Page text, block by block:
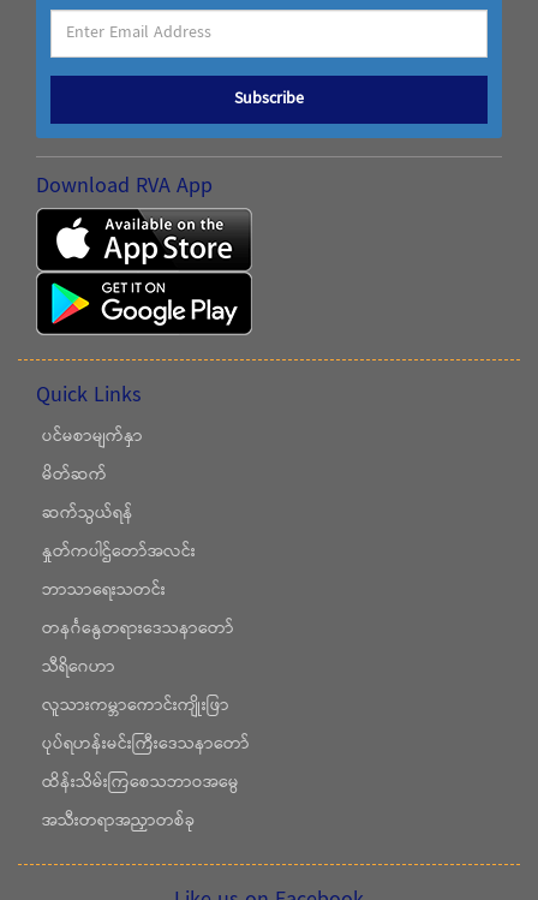
Subscribe
Download RVA App
Quick Links
ပင်မစာမျက်နှာ
မိတ်ဆက်
ဆက်သွယ်ရန်
နှုတ်ကပါဌ်တော်အလင်း
ဘာသာရေးသတင်း
တနင်္ဂနွေတရားဒေသနာတော်
သီရိဂေဟာ
လူသားကမ္ဘာကောင်းကျိုးဖြာ
ပုပ်ရဟန်းမင်းကြီးဒေသနာတော်
ထိန်းသိမ်းကြစေသဘာဝအမွေ
အသီးတရာအညှာတစ်ခု